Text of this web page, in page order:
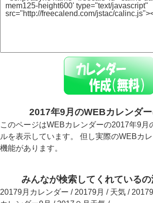
2017年9月のWEBカレンダ
このページはWEBカレンダーの2017年9月
ルを表示しています。 但し実際のWEBカ
機能があります。
みんなが検索してくれている
20179月カレンダー / 20179月 / 天気 /